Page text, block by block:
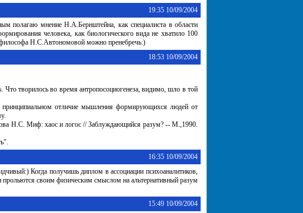
19:35 10/09/2004
полагаю мнение Н.А.Бернштейна, как специалиста в области
человека, как биологического вида не хватило 100
Н.С.Автономовой можно пренебречь:)
18:53 10/09/2004
творилось во время антропосоциогенеза, видимо, шло в той
отличие мышления формирующихся людей от
Н.С. Миф: хаос и логос // Заблуждающийся разум? -- М.,1990.
16:35 10/09/2004
Когда получишь диплом в ассоциации психоаналитиков,
прольются своим физическим смыслом на альтернативный разум
15:49 10/09/2004